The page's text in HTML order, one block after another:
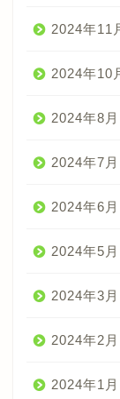
2024年11
2024年10
2024年8月
2024年7月
2024年6月
2024年5月
2024年3月
2024年2月
2024年1月